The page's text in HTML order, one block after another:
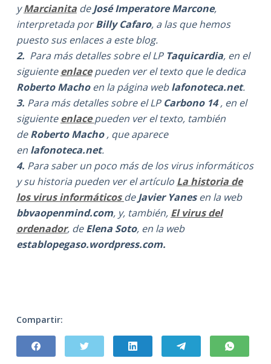
yMarcianitadeJosé Imperatore Marcone,
interpretada porBilly Cafaro, a las que hemos
puesto sus enlaces a este blog.
2. Para más detalles sobre el LP Taquicardia, en el
siguienteenlace pueden ver el texto que le dedica
Roberto Machoen la página weblafonoteca.net.
3. Para más detalles sobre el LP Carbono 14, en el
siguienteenlacepueden ver el texto, también
deRoberto Macho, que aparece
en lafonoteca.net.
4. Para saber un poco más de los virus informáticos
y su historia pueden ver el artículo La historia de
los virus informáticos deJavier Yanesen la web
bbvaopenmind.com, y, también, El virus del
ordenador, deElena Soto, en la web
establopegaso.wordpress.com.
Compartir: